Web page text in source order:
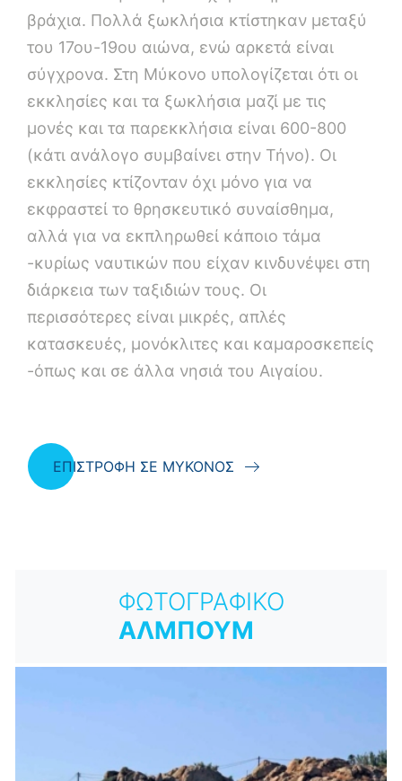
βράχια. Πολλά ξωκλήσια κτίστηκαν μεταξύ
του 17ου-19ου αιώνα, ενώ αρκετά είναι
σύγχρονα. Στη Μύκονο υπολογίζεται ότι οι
εκκλησίες και τα ξωκλήσια μαζί με τις
μονές και τα παρεκκλήσια είναι 600-800
(κάτι ανάλογο συμβαίνει στην Τήνο). Οι
εκκλησίες κτίζονταν όχι μόνο για να
εκφραστεί το θρησκευτικό συναίσθημα,
αλλά για να εκπληρωθεί κάποιο τάμα
-κυρίως ναυτικών που είχαν κινδυνέψει στη
διάρκεια των ταξιδιών τους. Οι
περισσότερες είναι μικρές, απλές
κατασκευές, μονόκλιτες και καμαροσκεπείς
-όπως και σε άλλα νησιά του Αιγαίου.
ΕΠΙΣΤΡΟΦΗ ΣΕ ΜΥΚΟΝΟΣ
ΦΩΤΟΓΡΑΦΙΚΟ
ΑΛΜΠΟΥΜ